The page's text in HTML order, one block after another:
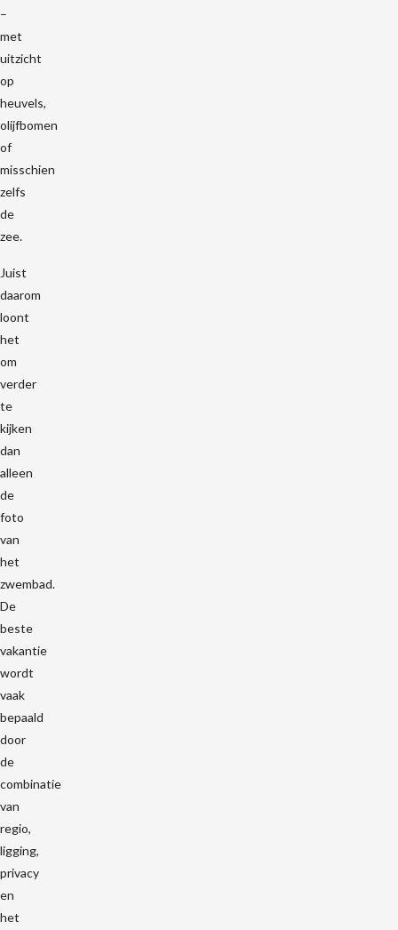
–
met
uitzicht
op
heuvels,
olijfbomen
of
misschien
zelfs
de
zee.
Juist
daarom
loont
het
om
verder
te
kijken
dan
alleen
de
foto
van
het
zwembad.
De
beste
vakantie
wordt
vaak
bepaald
door
de
combinatie
van
regio,
ligging,
privacy
en
het